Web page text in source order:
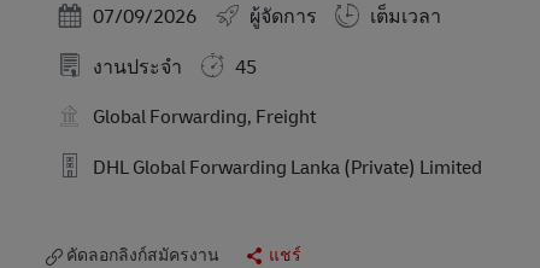
Posted Date
07/09/2026 ผู้จัดการ
เต็มเวลา
งานประจำ
45
Global Forwarding, Freight
DHL Global Forwarding Lanka (Private) Limited
คัดลอกลิงก์สมัครงาน แชร์